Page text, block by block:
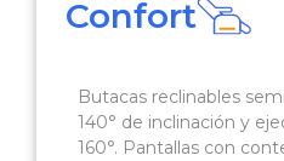
Confort
Butacas reclinables
140° de inclinación y
160°. Pantallas con